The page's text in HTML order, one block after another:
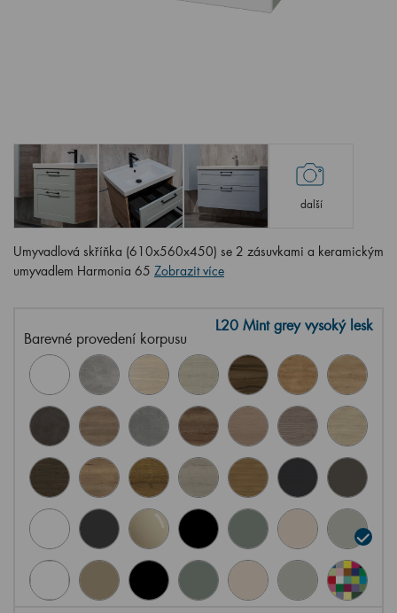
další
Umyvadlová skříňka (610x560x450) se 2 zásuvkami a keramickým
umyvadlem Harmonia 65 Zobrazit více
Barevné provedení korpusu
L20 Mint grey vysoký lesk